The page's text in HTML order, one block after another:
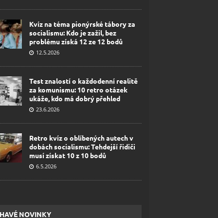
Kvíz na téma pionýrské tábory za
socialismu: Kdo je zažil, bez
problému získá 12 ze 12 bodů
12.5.2026
Test znalostí o každodenní realitě
za komunismu: 10 retro otázek
ukáže, kdo má dobrý přehled
23.6.2026
Retro kvíz o oblíbených autech v
dobách socialismu: Tehdejší řidiči
musí získat 10 z 10 bodů
6.5.2026
NOVINKY